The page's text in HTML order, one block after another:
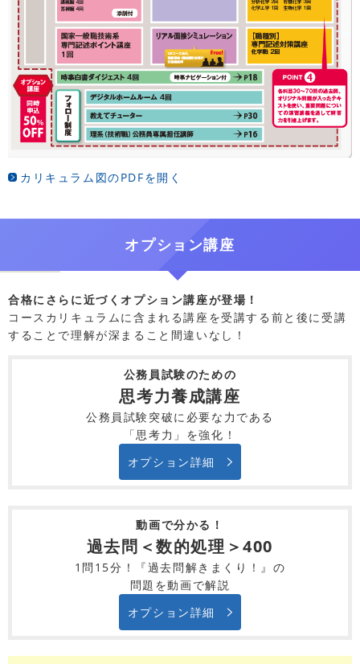
カリキュラム図のPDFを開く
オプション講座
合格にさらに近づくオプション講座が登場！
コースカリキュラムに含まれる講座を受講する前と後に受講
することで理解が深まること間違いなし！
公務員試験のための
思考力養成講座
公務員試験突破に必要な力である
「思考力」を強化！
オプション詳細
動画で分かる！
過去問＜数的処理＞400
1問15分！『過去問解きまくり！』の
問題を動画で解説
オプション詳細